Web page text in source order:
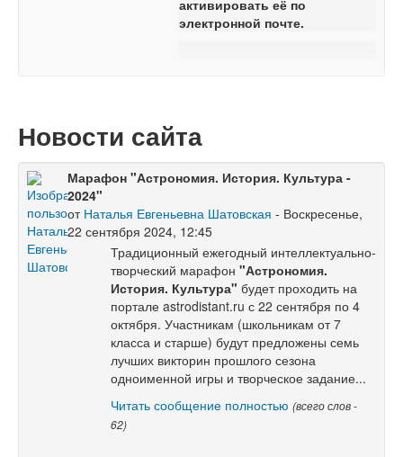
активировать её по
электронной почте.
Новости сайта
Марафон "Астрономия. История. Культура -
2024"
от Наталья Евгеньевна Шатовская - Воскресенье,
22 сентября 2024, 12:45
Традиционный ежегодный интеллектуально-
творческий марафон "Астрономия.
История. Культура" будет проходить на
портале astrodistant.ru с 22 сентября по 4
октября. Участникам (школьникам от 7
класса и старше) будут предложены семь
лучших викторин прошлого сезона
одноименной игры и творческое задание...
Читать сообщение полностью (всего слов -
62)